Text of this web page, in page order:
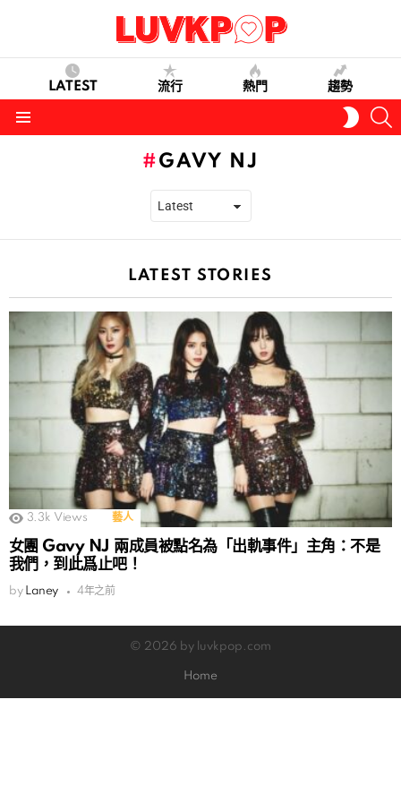
LATEST 流行 熱門 趨勢
SKIN
GAVY NJ
LATEST STORIES
3.3k Views 藝人
女團 Gavy NJ 兩成員被點名為「出軌事件」主角：不是
我們，到此爲止吧！
by Laney 4年之前
© 2026 by luvkpop.com
Home